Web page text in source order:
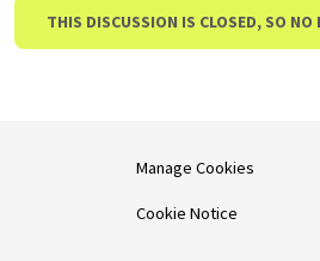
THIS DISCUSSION IS CLOSED, SO NO
Manage Cookies
Cookie Notice